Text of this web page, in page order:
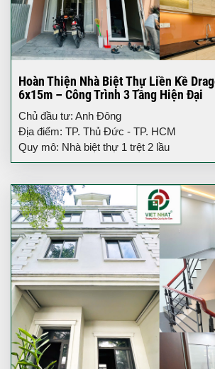
Hoàn Thiện Nhà Biệt Thự Liền Kề
6x15m – Công Trình 3 Tầng Hiện Đại
Chủ đầu tư: Anh Đông
Địa điểm: TP. Thủ Đức - TP. HCM
Quy mô: Nhà biệt thự 1 trệt 2 lầu